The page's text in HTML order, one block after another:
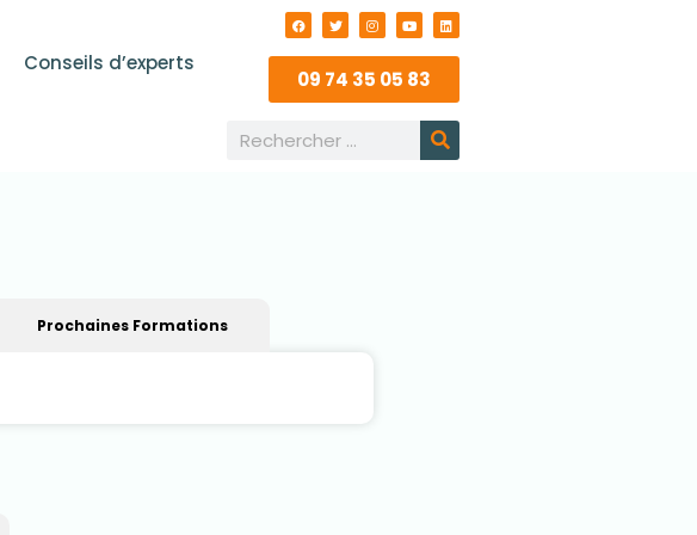
Conseils d’experts
09 74 35 05 83
Prochaines Formations